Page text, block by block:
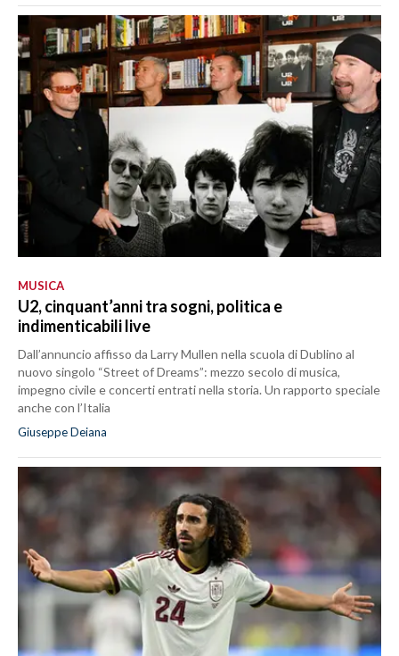
MUSICA
U2, cinquant’anni tra sogni, politica e
indimenticabili live
Dall’annuncio affisso da Larry Mullen nella scuola di Dublino al
nuovo singolo “Street of Dreams”: mezzo secolo di musica,
impegno civile e concerti entrati nella storia. Un rapporto speciale
anche con l’Italia
Giuseppe Deiana